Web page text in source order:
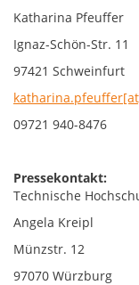
Katharina Pfeuffer
Ignaz-Schön-Str. 11
97421 Schweinfurt
09721 940-8476
Pressekontakt:
Technische
Angela Kreipl
Münzstr. 12
97070 Würzburg